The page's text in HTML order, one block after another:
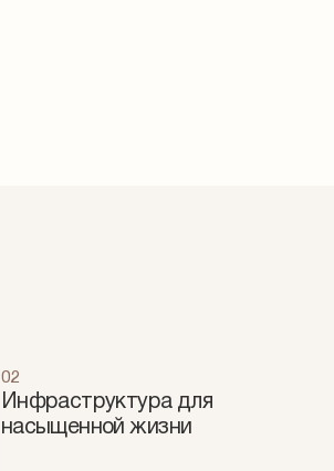
02
Инфраструктура для
насыщенной жизни